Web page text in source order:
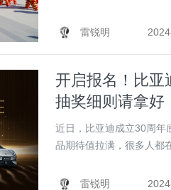
雷锐明
开启报名！比亚
抽奖细则请拿好
近日，比亚迪成立30周年
品期待值拉满，很多人都
雷锐明